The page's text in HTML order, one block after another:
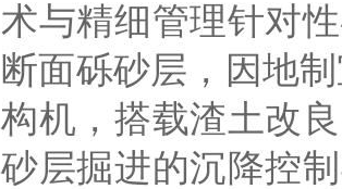
术与精细管理针对
断面砾砂层，因地
构机，搭载渣土改
砂层掘进的沉降控